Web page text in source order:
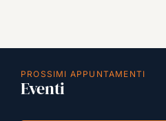
PROSSIMI APPUNTAMENTI
Eventi